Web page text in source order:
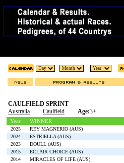
CAULFIELD SPRINT
Australia
Caulfield Age:3+
Year WINNER
2025
REY MAGNERIO (AUS)
2024
ESTRIELLA (AUS)
2023
DOULL (AUS)
2015
ECLAIR CHOICE (AUS)
2014
MIRACLES OF LIFE (AUS)